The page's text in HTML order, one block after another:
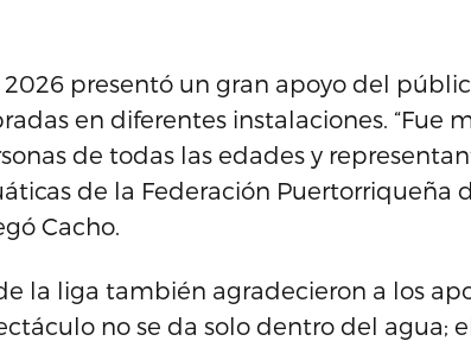
presentó un gran apoyo del
en diferentes instalaciones. “Fue
de todas las edades y
de la Federación Puertorriqueña
Cacho.
la liga también agradecieron a los
no se da solo dentro del agua;